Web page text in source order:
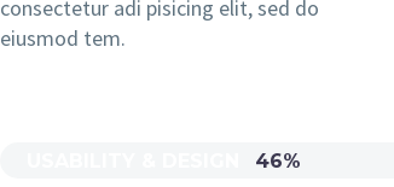
consectetur adi pisicing elit, sed do
eiusmod tem.
46%